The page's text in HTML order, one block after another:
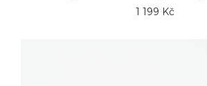
1 199 Kč